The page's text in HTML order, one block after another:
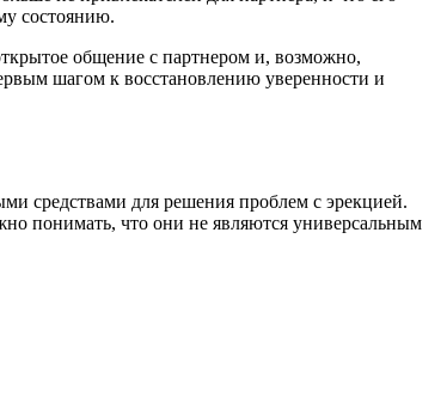
состоянию.
общение с партнером и, возможно,
шагом к восстановлению уверенности и
средствами для решения проблем с эрекцией.
понимать, что они не являются универсальным